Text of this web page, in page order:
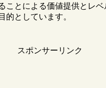
ことによる価値提供とレベ
的としています。
スポンサーリンク